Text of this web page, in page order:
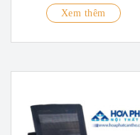
Xem thêm